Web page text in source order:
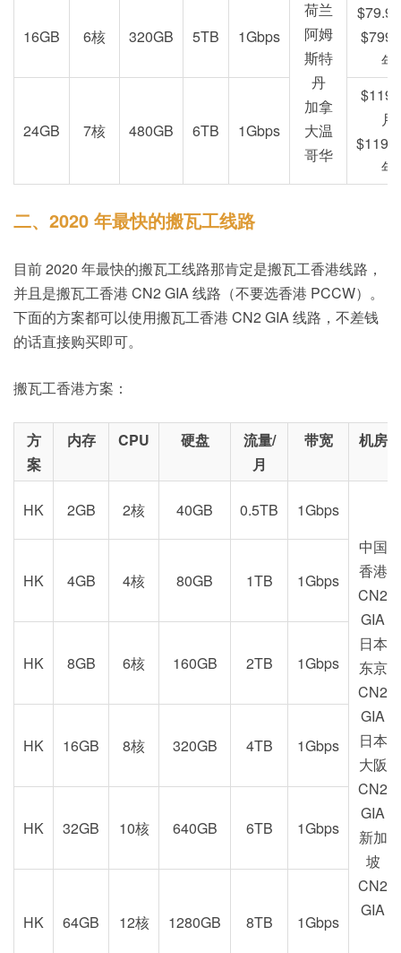
荷兰
阿姆
斯特
丹
加拿
大温
哥华
16GB 6核 320GB 5TB 1Gbps
年
24GB 7核 480GB 6TB 1Gbps
月
年
二、2020 年最快的搬瓦工线路
目前 2020 年最快的搬瓦工线路那肯定是搬瓦工香港线路，
并且是搬瓦工香港 CN2 GIA 线路（不要选香港 PCCW）。
下面的方案都可以使用搬瓦工香港 CN2 GIA 线路，不差钱
的话直接购买即可。
搬瓦工香港方案：
方
案
内存 CPU 硬盘
流量/
月
带宽 机房
HK 2GB 2核 40GB 0.5TB
1Gbps
中国
香港
CN2
GIA
日本
东京
CN2
GIA
日本
大阪
CN2
GIA
新加
坡
CN2
GIA
HK 4GB 4核 80GB 1TB 1Gbps
HK 8GB 6核 160GB 2TB 1Gbps
HK 16GB 8核 320GB 4TB 1Gbps
HK 32GB 10核 640GB 6TB 1Gbps
HK 64GB 12核 1280GB 8TB 1Gbps